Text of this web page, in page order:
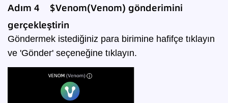
Adım 4 $Venom(Venom) gönderimini
gerçekleştirin
Göndermek istediğiniz para birimine hafifçe tıklayın
ve 'Gönder' seçeneğine tıklayın.